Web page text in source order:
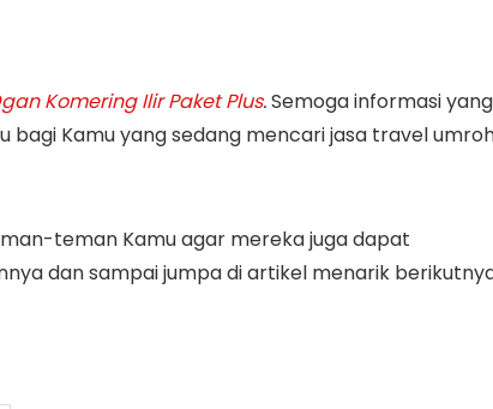
Komering Ilir Paket Plus.Semoga informasi yang
Kamu yang sedang mencari jasa travel
teman Kamu agar mereka juga dapat
dan sampai jumpa di artikel menarik